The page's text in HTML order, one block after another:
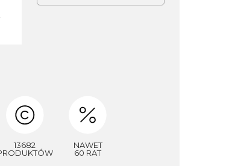
13682
NAWET
60 RAT